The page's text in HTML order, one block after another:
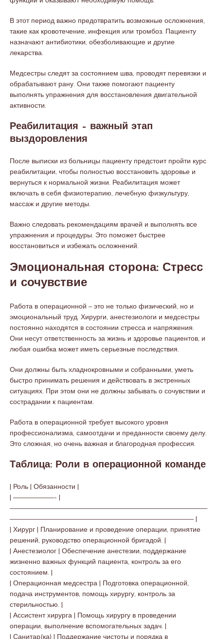
В этот период важно предотвратить возможные осложнения,
такие как кровотечение, инфекция или тромбоз. Пациенту
назначают антибиотики, обезболивающие и другие
лекарства.
Медсестры следят за состоянием шва, проводят перевязки и
обрабатывают рану. Они также помогают пациенту
выполнять упражнения для восстановления двигательной
активности.
Реабилитация – важный этап
выздоровления
После выписки из больницы пациенту предстоит пройти курс
реабилитации, чтобы полностью восстановить здоровье и
вернуться к нормальной жизни. Реабилитация может
включать в себя физиотерапию, лечебную физкультуру,
массаж и другие методы.
Важно следовать рекомендациям врачей и выполнять все
упражнения и процедуры. Это поможет быстрее
восстановиться и избежать осложнений.
Эмоциональная сторона: Стресс
и сочувствие
Работа в операционной – это не только физический, но и
эмоциональный труд. Хирурги, анестезиологи и медсестры
постоянно находятся в состоянии стресса и напряжения.
Они несут ответственность за жизнь и здоровье пациентов, и
любая ошибка может иметь серьезные последствия.
Они должны быть хладнокровными и собранными, уметь
быстро принимать решения и действовать в экстренных
ситуациях. При этом они не должны забывать о сочувствии и
сострадании к пациентам.
Работа в операционной требует высокого уровня
профессионализма, самоотдачи и преданности своему делу.
Это сложная, но очень важная и благородная профессия.
Таблица: Роли в операционной команде
| Роль | Обязанности |
| ——————- |
—————————————————————————————
——————————————————————————— |
| Хирург | Планирование и проведение операции, принятие
решений, руководство операционной бригадой. |
| Анестезиолог | Обеспечение анестезии, поддержание
жизненно важных функций пациента, контроль за его
состоянием. |
| Операционная медсестра | Подготовка операционной,
подача инструментов, помощь хирургу, контроль за
стерильностью. |
| Ассистент хирурга | Помощь хирургу в проведении
операции, выполнение вспомогательных задач. |
| Санитар(ка) | Поддержание чистоты и порядка в